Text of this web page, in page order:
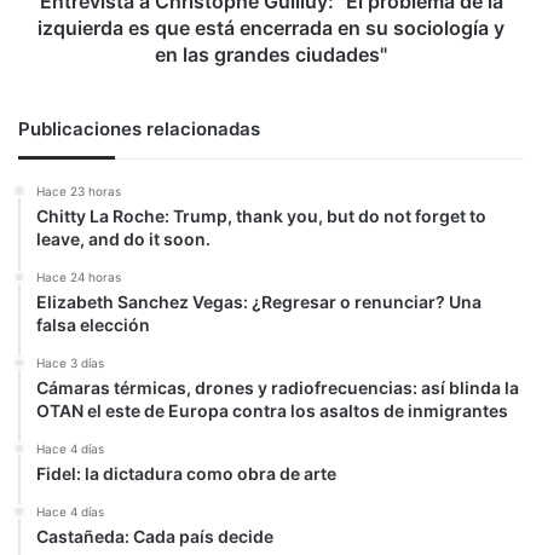
que
su
grandes
ciudades"
izquierda es que está encerrada en su sociología y
en las grandes ciudades"
Publicaciones relacionadas
Hace 23 horas
Chitty La Roche: Trump, thank you, but do not forget to
leave, and do it soon.
Hace 24 horas
Elizabeth Sanchez Vegas: ¿Regresar o renunciar? Una
falsa elección
Hace 3 días
Cámaras térmicas, drones y radiofrecuencias: así blinda la
OTAN el este de Europa contra los asaltos de inmigrantes
Hace 4 días
Fidel: la dictadura como obra de arte
Hace 4 días
Castañeda: Cada país decide